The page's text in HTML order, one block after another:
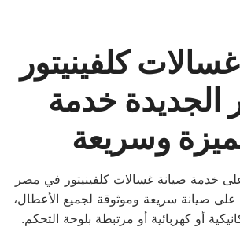
كلفينيتور
خدمة
وسريعة
على خدمة صيانة غسالات كلفينيتور في مصر
على صيانة سريعة وموثوقة لجميع الأعطال،
أو كهربائية أو مرتبطة بلوحة التحكم.